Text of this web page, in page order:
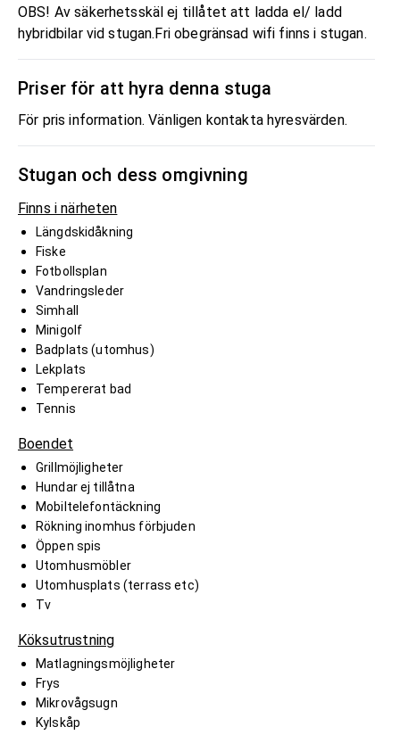
OBS! Av säkerhetsskäl ej tillåtet att ladda el/ ladd
hybridbilar vid stugan.Fri obegränsad wifi finns i stugan.
Priser för att hyra denna stuga
För pris information. Vänligen kontakta hyresvärden.
Stugan och dess omgivning
Finns i närheten
Längdskidåkning
Fiske
Fotbollsplan
Vandringsleder
Simhall
Minigolf
Badplats (utomhus)
Lekplats
Tempererat bad
Tennis
Boendet
Grillmöjligheter
Hundar ej tillåtna
Mobiltelefontäckning
Rökning inomhus förbjuden
Öppen spis
Utomhusmöbler
Utomhusplats (terrass etc)
Tv
Köksutrustning
Matlagningsmöjligheter
Frys
Mikrovågsugn
Kylskåp